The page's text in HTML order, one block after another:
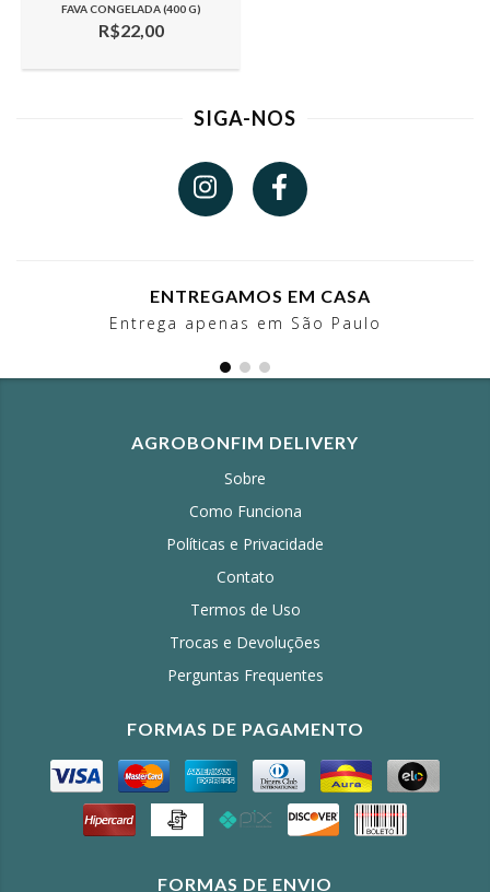
FAVA CONGELADA (400 G)
R$22,00
SIGA-NOS
ENTREGAMOS EM CASA
Entrega apenas em São Paulo
AGROBONFIM DELIVERY
Sobre
Como Funciona
Políticas e Privacidade
Contato
Termos de Uso
Trocas e Devoluções
Perguntas Frequentes
FORMAS DE PAGAMENTO
FORMAS DE ENVIO